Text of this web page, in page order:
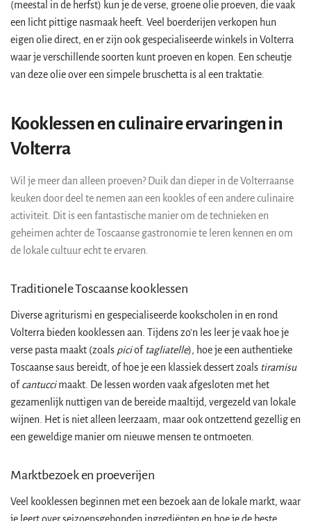
(meestal in de herfst) kun je de verse, groene olie proeven, die vaak
een licht pittige nasmaak heeft. Veel boerderijen verkopen hun
eigen olie direct, en er zijn ook gespecialiseerde winkels in Volterra
waar je verschillende soorten kunt proeven en kopen. Een scheutje
van deze olie over een simpele bruschetta is al een traktatie.
Kooklessen en culinaire ervaringen in
Volterra
Wil je meer dan alleen proeven? Duik dan dieper in de Volterraanse
keuken door deel te nemen aan een kookles of een andere culinaire
activiteit. Dit is een fantastische manier om de technieken en
geheimen achter de Toscaanse gastronomie te leren kennen en om
de lokale cultuur echt te ervaren.
Traditionele Toscaanse kooklessen
Diverse agriturismi en gespecialiseerde kookscholen in en rond
Volterra bieden kooklessen aan. Tijdens zo'n les leer je vaak hoe je
verse pasta maakt (zoals piciof tagliatelle), hoe je een authentieke
Toscaanse saus bereidt, of hoe je een klassiek dessert zoals tiramisu
of cantuccimaakt. De lessen worden vaak afgesloten met het
gezamenlijk nuttigen van de bereide maaltijd, vergezeld van lokale
wijnen. Het is niet alleen leerzaam, maar ook ontzettend gezellig en
een geweldige manier om nieuwe mensen te ontmoeten.
Marktbezoek en proeverijen
Veel kooklessen beginnen met een bezoek aan de lokale markt, waar
je leert over seizoensgebonden ingrediënten en hoe je de beste